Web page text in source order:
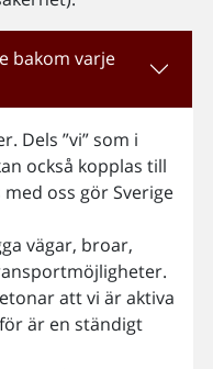
bakom varje
Dels ”vi” som i
också kopplas till
oss gör Sverige
vägar, broar,
att vi är aktiva
är en ständigt